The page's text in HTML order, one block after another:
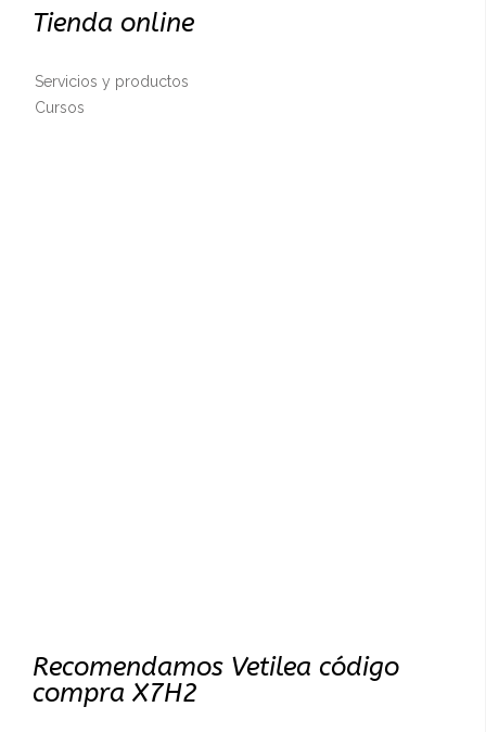
Tienda online
Servicios y productos
Cursos
Recomendamos Vetilea código
compra X7H2